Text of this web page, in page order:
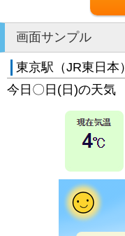
画面サンプル
東京駅（JR東日本）
今日〇日(日)の天気